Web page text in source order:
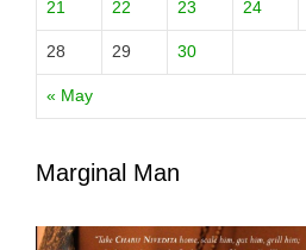
« May
21 22 23 24
28 29 30
Marginal Man